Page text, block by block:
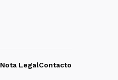
Nota LegalContacto